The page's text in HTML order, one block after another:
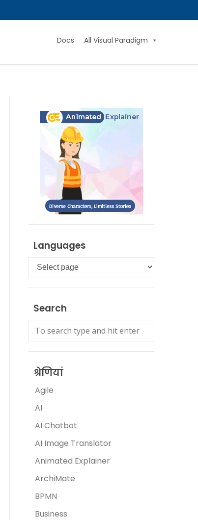
Docs All Visual Paradigm
Languages
Languages
Search
श्रेणियां
Agile
AI
AI Chatbot
AI Image Translator
Animated Explainer
ArchiMate
BPMN
Business